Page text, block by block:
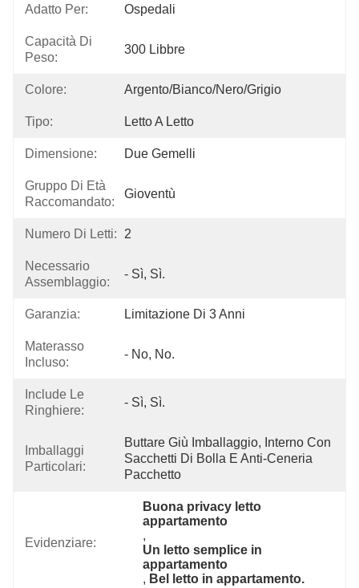
Adatto Per: Ospedali
Capacità Di
Peso:
300 Libbre
Colore: Argento/bianco/nero/grigio
Tipo: Letto A Letto
Dimensione: Due Gemelli
Gruppo Di Età
Raccomandato:
Gioventù
Numero Di Letti: 2
Necessario
Assemblaggio:
- Sì, Sì.
Garanzia: Limitazione Di 3 Anni
Materasso
Incluso:
- No, No.
Include Le
Ringhiere:
- Sì, Sì.
Imballaggi
Particolari:
Buttare Giù Imballaggio, Interno Con
Sacchetti Di Bolla E Anti-Ceneria
Pacchetto
Evidenziare:
Buona privacy letto
appartamento
,
Un letto semplice in
appartamento
, Bel letto in appartamento.